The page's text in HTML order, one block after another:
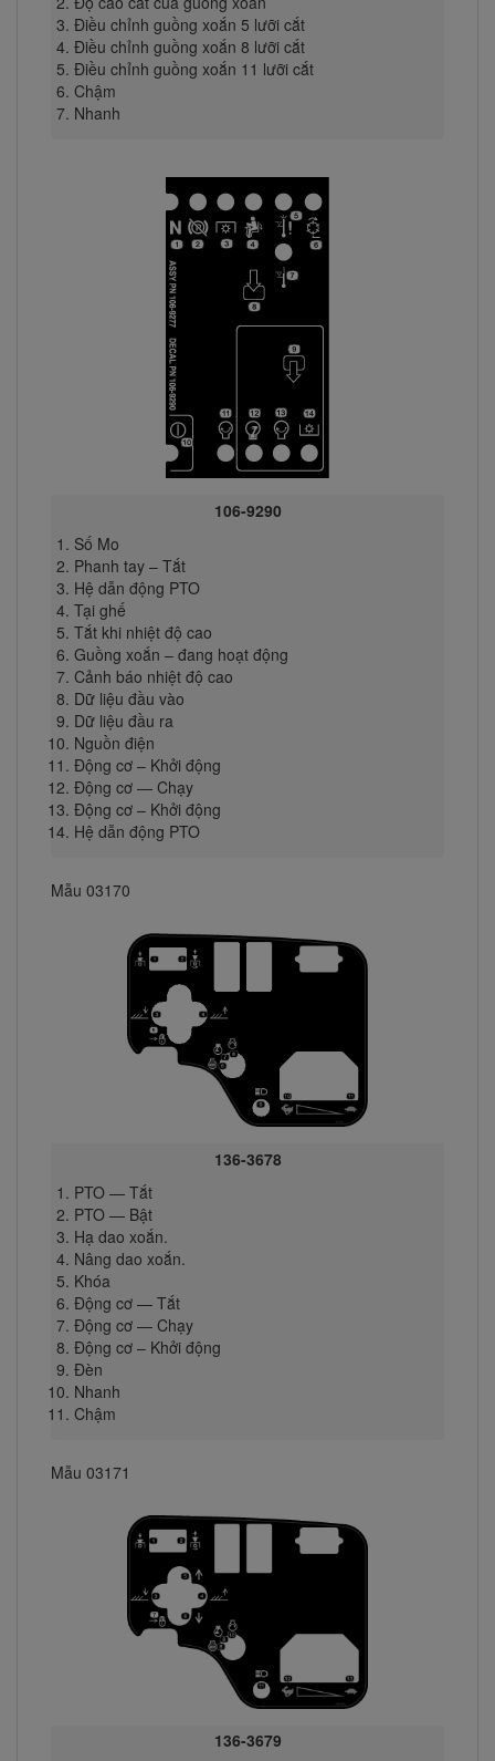
Điều chỉnh guồng xoắn 5 lưỡi cắt
Điều chỉnh guồng xoắn 8 lưỡi cắt
Điều chỉnh guồng xoắn 11 lưỡi cắt
Chậm
Nhanh
106-9290
Số Mo
Phanh tay – Tắt
Hệ dẫn động PTO
Tại ghế
Tắt khi nhiệt độ cao
Guồng xoắn – đang hoạt động
Cảnh báo nhiệt độ cao
Dữ liệu đầu vào
Dữ liệu đầu ra
Nguồn điện
Động cơ – Khởi động
Động cơ — Chạy
Động cơ – Khởi động
Hệ dẫn động PTO
Mẫu 03170
136-3678
PTO — Tắt
PTO — Bật
Hạ dao xoắn.
Nâng dao xoắn.
Khóa
Động cơ — Tắt
Động cơ — Chạy
Động cơ – Khởi động
Đèn
Nhanh
Chậm
Mẫu 03171
136-3679